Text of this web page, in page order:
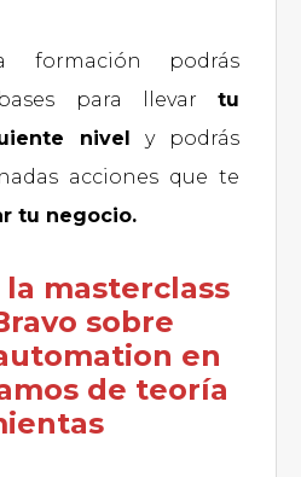
formación podrás
para llevar tu
nivel
y podrás
acciones que te
tu negocio.
masterclass
sobre
en
de teoría